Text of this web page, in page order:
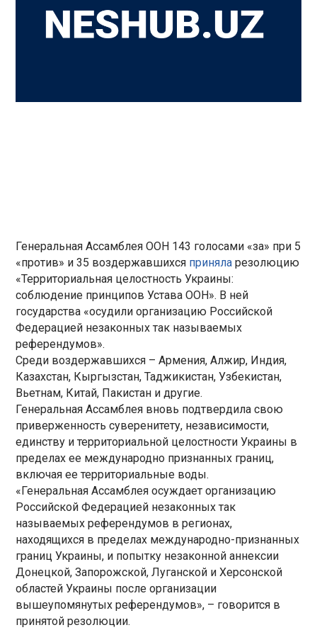
Генеральная Ассамблея ООН 143 голосами «за» при 5
«против» и 35 воздержавшихся приняларезолюцию
«Территориальная целостность Украины:
соблюдение принципов Устава ООН». В ней
государства «осудили организацию Российской
Федерацией незаконных так называемых
референдумов».
Среди воздержавшихся – Армения, Алжир, Индия,
Казахстан, Кыргызстан, Таджикистан, Узбекистан,
Вьетнам, Китай, Пакистан и другие.
Генеральная Ассамблея вновь подтвердила свою
приверженность суверенитету, независимости,
единству и территориальной целостности Украины в
пределах ее международно признанных границ,
включая ее территориальные воды.
«Генеральная Ассамблея осуждает организацию
Российской Федерацией незаконных так
называемых референдумов в регионах,
находящихся в пределах международно-признанных
границ Украины, и попытку незаконной аннексии
Донецкой, Запорожской, Луганской и Херсонской
областей Украины после организации
вышеупомянутых референдумов», – говорится в
принятой резолюции.